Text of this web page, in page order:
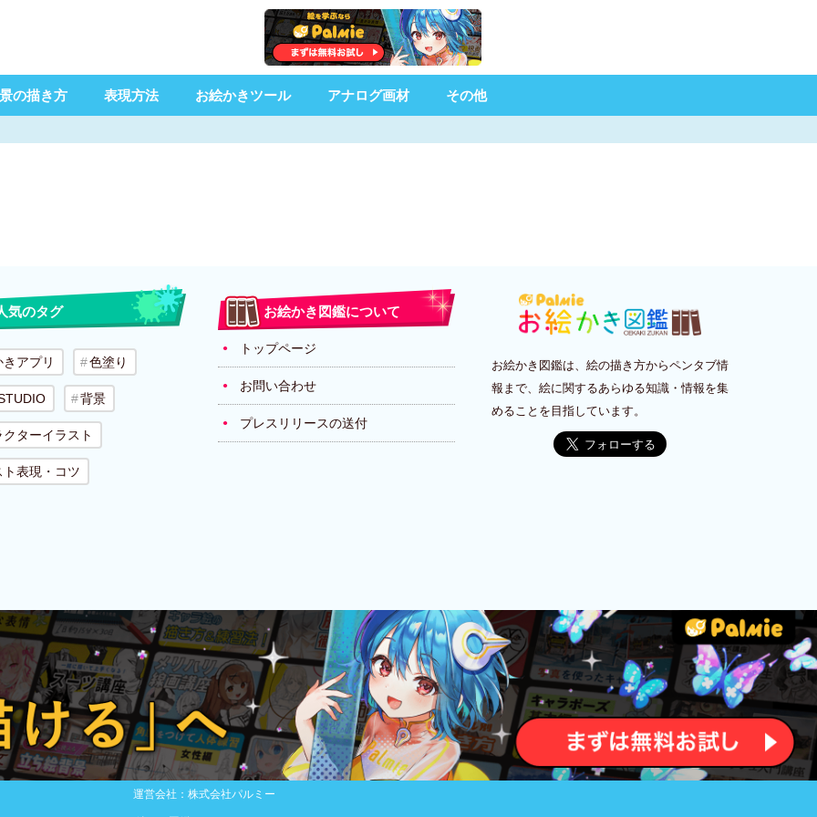
の描き方 表現方法 お絵かきツール アナログ画材 その他
気のタグ
アプリ 色塗り
背景
ターイラスト
ト表現・コツ
お絵かき図鑑について
トップページ
お問い合わせ
プレスリリースの送付
お絵かき図鑑は、絵の描き方からペンタブ情
報まで、絵に関するあらゆる知識・情報を集
めることを目指しています。
運営会社：株式会社パルミー